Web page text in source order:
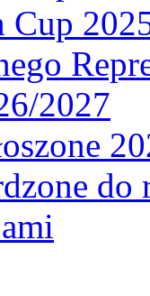
Cup
2027